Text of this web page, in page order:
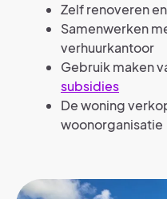
Zelf renoveren
Samenwerken
verhuurkantoor
Gebruik maken
subsidies
De woning
woonorganisatie